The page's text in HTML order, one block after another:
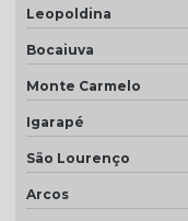
Telha transparente
Telhas ceramica
Telhas coloniais cores
Telhas dupla
Telhas dupla face
Telhas dupla face branca
Leopoldina
Bocaiuva
Monte Carmelo
Igarapé
São Lourenço
Arcos